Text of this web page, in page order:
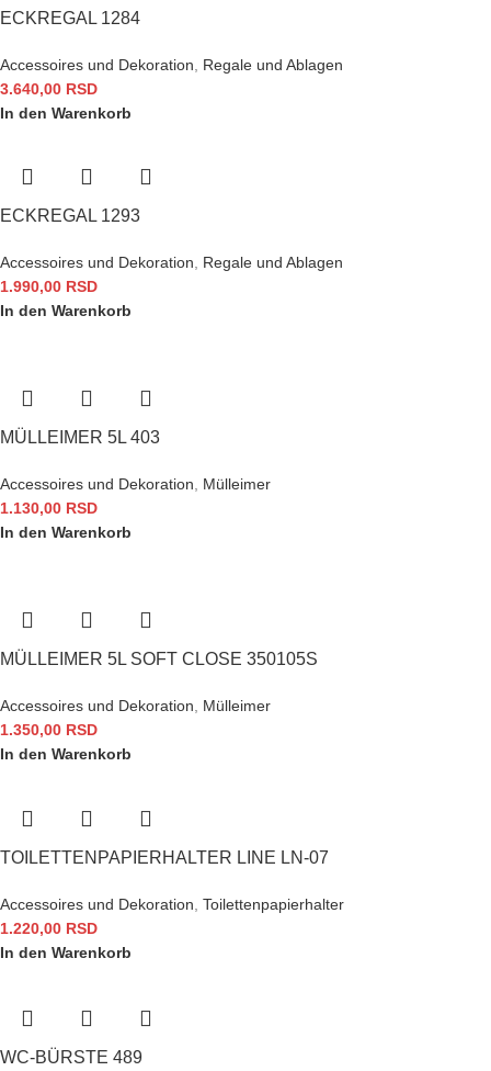
ECKREGAL 1284
Accessoires und Dekoration
Regale und Ablagen
3.640,00 RSD
In den Warenkorb
ECKREGAL 1293
Accessoires und Dekoration
Regale und Ablagen
1.990,00 RSD
In den Warenkorb
MÜLLEIMER 5L 403
Accessoires und Dekoration
Mülleimer
1.130,00 RSD
In den Warenkorb
MÜLLEIMER 5L SOFT CLOSE 350105S
Accessoires und Dekoration
Mülleimer
1.350,00 RSD
In den Warenkorb
TOILETTENPAPIERHALTER LINE LN-07
Accessoires und Dekoration, Toilettenpapierhalter
1.220,00 RSD
In den Warenkorb
WC-BÜRSTE 489